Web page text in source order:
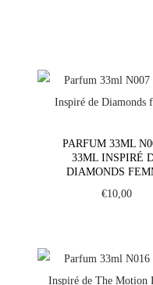
PARFUM 33ML
33ML INSPIRÉ
DIAMONDS
€10,00